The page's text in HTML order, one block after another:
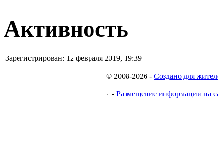
Активность
Зарегистрирован: 12 февраля 2019, 19:39
© 2008-2026 - Создано для
¤ - Размещение информации на